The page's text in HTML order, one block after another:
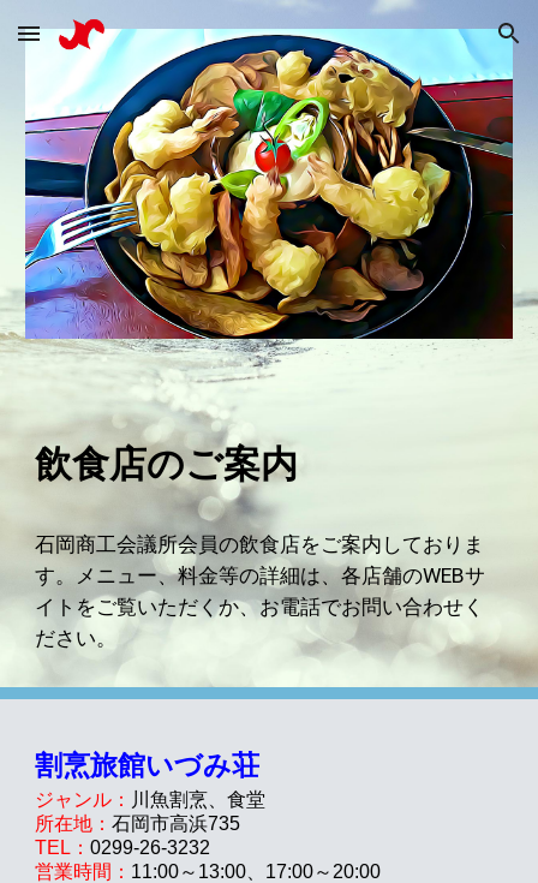
Skip to main content Skip to navigation
飲食店のご案内
石岡商工会議所会員の飲食店をご案内しておりま
す。 メニュー、料金等の詳細は、各店舗のWEBサ
イトをご覧いただくか、お電話でお問い合わせく
ださい。
割烹旅館いづみ荘
ジャンル： 川魚割烹、食堂
所在地：石岡市高浜735
TEL：0299-26-3232
営業時間： 11:00～ 13:00 、17:00～20:00